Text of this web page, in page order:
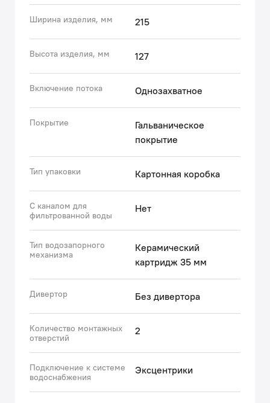
Ширина изделия, мм 215
Высота изделия, мм 127
Включение потока Однозахватное
Покрытие
Гальваническое
покрытие
Тип упаковки Картонная коробка
С каналом для
фильтрованной воды
Нет
Тип водозапорного
механизма
Керамический
картридж 35 мм
Дивертор Без дивертора
Количество монтажных
отверстий
2
Подключение к системе
водоснабжения
Эксцентрики